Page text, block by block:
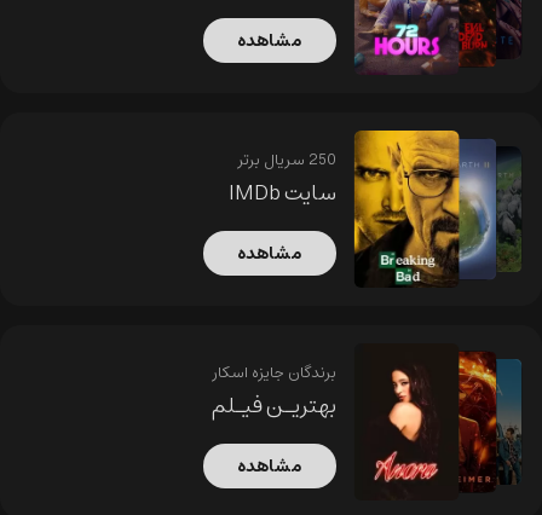
مشاهده
250 سریال برتر
سایت IMDb
مشاهده
برندگان جایزه اسکار
بهتریـن فیـلم
مشاهده